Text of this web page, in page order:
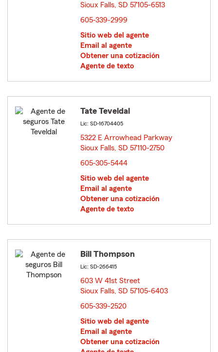
Sioux Falls, SD 57105-6513
605-339-2999
Sitio web del agente
Email al agente
Obtener una cotización
Agente de texto
Tate Teveldal
Lic: SD-16704405
5322 E Arrowhead Parkway
Sioux Falls, SD 57110-2750
605-305-5444
Sitio web del agente
Email al agente
Obtener una cotización
Agente de texto
Bill Thompson
Lic: SD-266415
603 W 41st Street
Sioux Falls, SD 57105-6403
605-339-2520
Sitio web del agente
Email al agente
Obtener una cotización